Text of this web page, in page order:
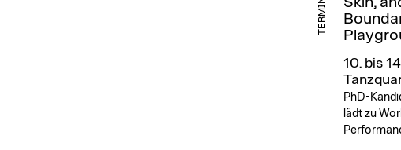
TERMIN
10. bis
PhD-
lädt zu